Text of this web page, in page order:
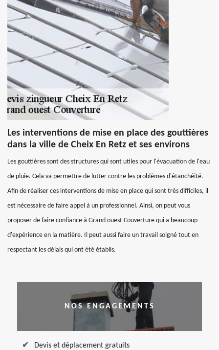
Les interventions de mise en place des gouttières
dans la ville de Cheix En Retz et ses environs
Les gouttières sont des structures qui sont utiles pour l'évacuation de l'eau
de pluie. Cela va permettre de lutter contre les problèmes d'étanchéité.
Afin de réaliser ces interventions de mise en place qui sont très difficiles, il
est nécessaire de faire appel à un professionnel. Ainsi, on peut vous
proposer de faire confiance à Grand ouest Couverture qui a beaucoup
d'expérience en la matière. Il peut aussi faire un travail soigné tout en
respectant les délais qui ont été établis.
NOS ENGAGEMENTS
Devis et déplacement gratuits